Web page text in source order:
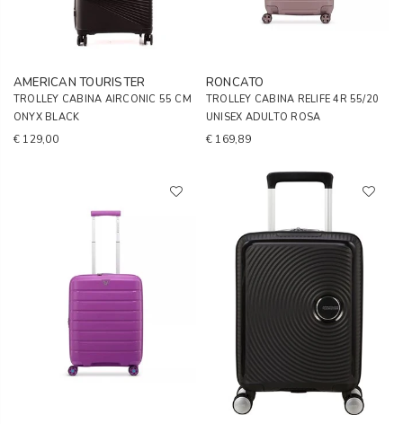
AMERICAN TOURISTER
TROLLEY CABINA AIRCONIC 55 CM
ONYX BLACK
€ 129,00
RONCATO
TROLLEY CABINA RELIFE 4R 55/20
UNISEX ADULTO ROSA
€ 169,89